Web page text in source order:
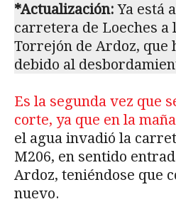
*Actualización: Ya está
carretera de Loeches a
Torrejón de Ardoz, que
debido al
Es la segunda vez que
corte, ya que en la
el agua invadió la
M206, en sentido
Ardoz, teniéndose que
nuevo.